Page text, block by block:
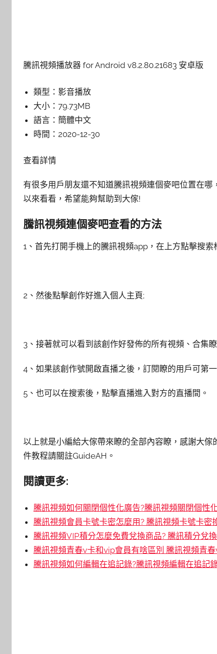
騰訊視頻播放器 for Android v8.2.80.21683 安卓版
類型： 影音播放
大小：79.73MB
語言： 簡體中文
時間： 2020-12-30
查看詳情
有很多用戶朋友還不知道騰訊視頻連個麥吧位置在
以來看看，希望能夠幫助到大傢!
騰訊視頻連個麥吧查看的方法
1、首先打開手機上的騰訊視頻app，在上方點擊搜
2、然後點擊創作好進入個人主頁;
3、接著就可以看到該創作好發佈的所有視頻、合集
4、如果該創作號開啟直播之後，訂閱瞭的用戶可第
5、也可以在搜索後，點擊直播進入對方的直播間。
以上就是小編給大傢帶來瞭的全部內容瞭，感謝大
件教程請關註GuideAH。
閱讀更多:
騰訊視頻如何關閉個性化廣告?騰訊視頻關閉個性
騰訊視頻會員卡號卡密怎麼用? 騰訊視頻卡號卡密
騰訊視頻VIP積分怎麼免費兌換商品? 騰訊積分兌
騰訊視頻青春v卡和vip會員有啥區別 騰訊視頻青
騰訊視頻如何編輯在追記錄?騰訊視頻編輯在追記